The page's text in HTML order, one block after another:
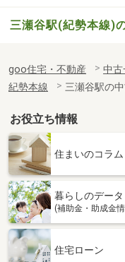
三瀬谷駅(紀勢本線)
goo住宅・不動産 中古
紀勢本線
三瀬谷駅の
お役立ち情報
住まいのコラム
暮らしのデータ
(補助金・助成金
住宅ローン